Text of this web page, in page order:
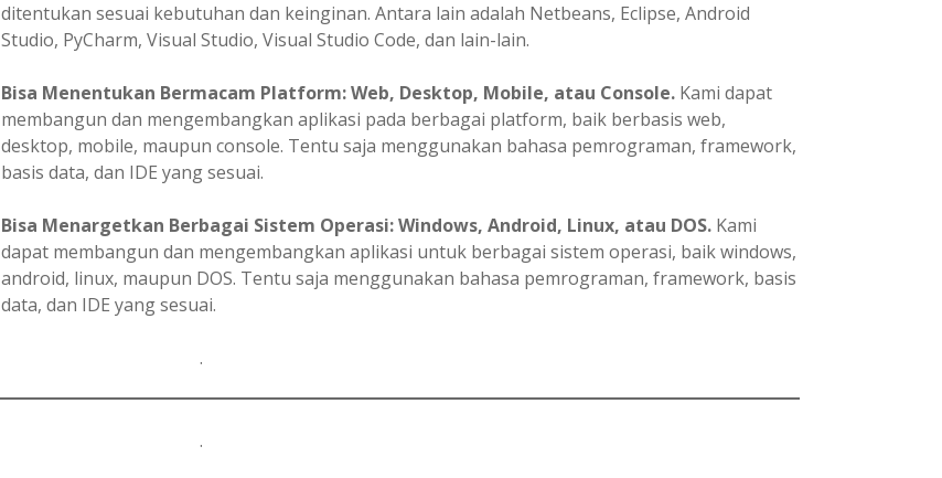
ditentukan sesuai kebutuhan dan keinginan. Antara lain adalah Netbeans, Eclipse, Android
Studio, PyCharm, Visual Studio, Visual Studio Code, dan lain-lain.
Bisa Menentukan Bermacam Platform: Web, Desktop, Mobile, atau Console.Kami dapat
membangun dan mengembangkan aplikasi pada berbagai platform, baik berbasis web,
desktop, mobile, maupun console. Tentu saja menggunakan bahasa pemrograman, framework,
basis data, dan IDE yang sesuai.
Bisa Menargetkan Berbagai Sistem Operasi: Windows, Android, Linux, atau DOS.Kami
dapat membangun dan mengembangkan aplikasi untuk berbagai sistem operasi, baik windows,
android, linux, maupun DOS. Tentu saja menggunakan bahasa pemrograman, framework, basis
data, dan IDE yang sesuai.
.
.